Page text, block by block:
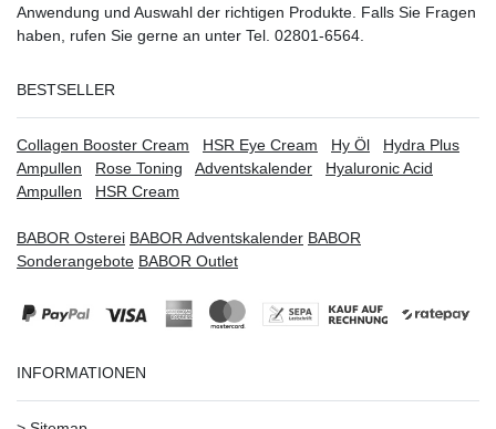
Anwendung und Auswahl der richtigen Produkte. Falls Sie Fragen
haben, rufen Sie gerne an unter Tel. 02801-6564.
BESTSELLER
Collagen Booster Cream HSR Eye Cream Hy Öl
Hydra Plus
Ampullen
Rose Toning Adventskalender
Hyaluronic Acid
Ampullen
HSR Cream
BABOR Osterei BABOR Adventskalender BABOR
Sonderangebote BABOR Outlet
INFORMATIONEN